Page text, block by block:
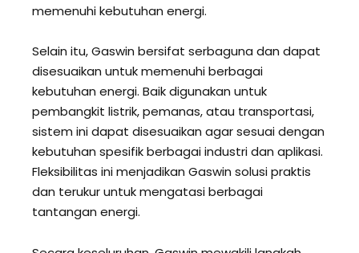
memenuhi kebutuhan energi.
Selain itu, Gaswin bersifat serbaguna dan dapat
disesuaikan untuk memenuhi berbagai
kebutuhan energi. Baik digunakan untuk
pembangkit listrik, pemanas, atau transportasi,
sistem ini dapat disesuaikan agar sesuai dengan
kebutuhan spesifik berbagai industri dan aplikasi.
Fleksibilitas ini menjadikan Gaswin solusi praktis
dan terukur untuk mengatasi berbagai
tantangan energi.